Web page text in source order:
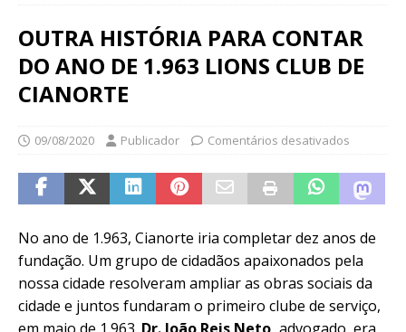
OUTRA HISTÓRIA PARA CONTAR
DO ANO DE 1.963 LIONS CLUB DE
CIANORTE
09/08/2020 Publicador Comentários desativados
No ano de 1.963, Cianorte iria completar dez anos de
fundação. Um grupo de cidadãos apaixonados pela
nossa cidade resolveram ampliar as obras sociais da
cidade e juntos fundaram o primeiro clube de serviço,